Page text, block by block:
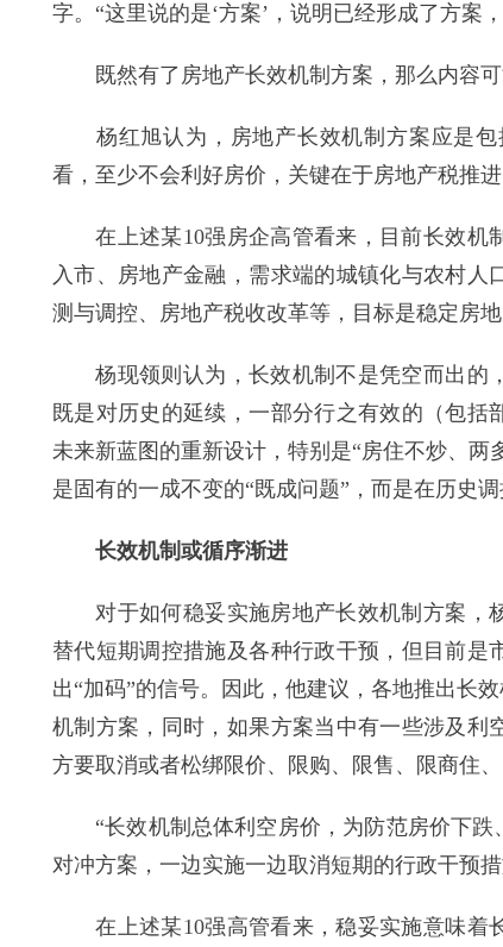
字。“这里说的是‘方案’，说明已经形成了方案
既然有了房地产长效机制方案，那么内容可
杨红旭认为，房地产长效机制方案应是包
看，至少不会利好房价，关键在于房地产税推进
在上述某10强房企高管看来，目前长效机
入市、房地产金融，需求端的城镇化与农村
测与调控、房地产税收改革等，目标是稳定房地
杨现领则认为，长效机制不是凭空而出的
既是对历史的延续，一部分行之有效的（包
未来新蓝图的重新设计，特别是“房住不炒、
是固有的一成不变的“既成问题”，而是在历史
长效机制或循序渐进
对于如何稳妥实施房地产长效机制方案，
替代短期调控措施及各种行政干预，但目前是
出“加码”的信号。因此，他建议，各地推出长
机制方案，同时，如果方案当中有一些涉及
方要取消或者松绑限价、限购、限售、限商住
“长效机制总体利空房价，为防范房价下跌
对冲方案，一边实施一边取消短期的行政干预
在上述某10强高管看来，稳妥实施意味着